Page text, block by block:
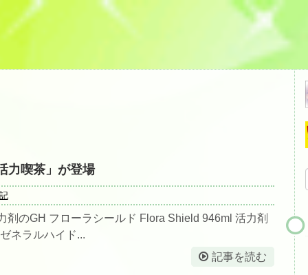
力喫茶」が登場
剤のGH フローラシールド Flora Shield 946ml 活力剤
ネラルハイド...
記事を読む